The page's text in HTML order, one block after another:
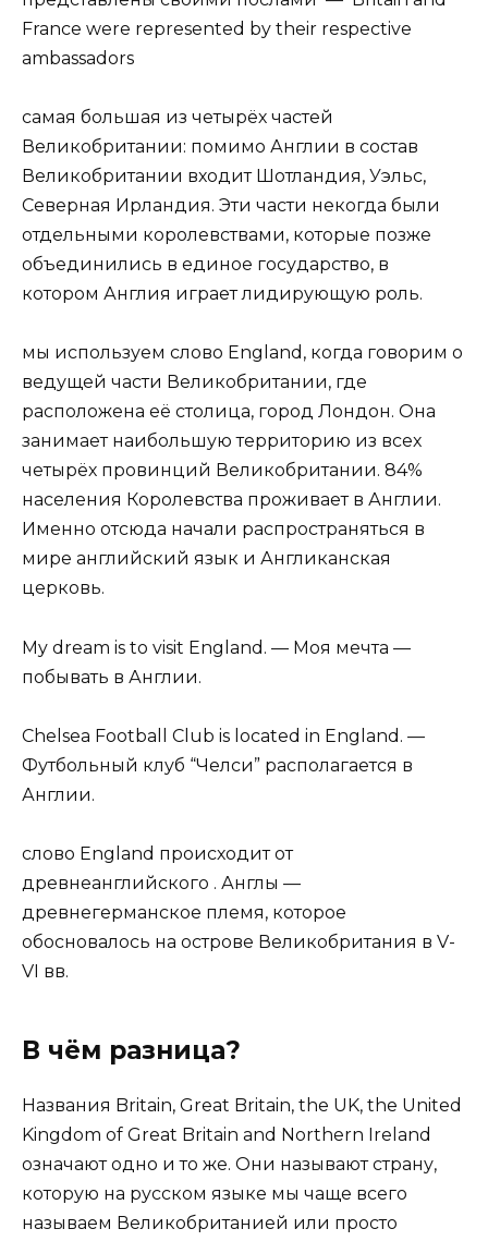
France were represented by their respective
ambassadors
самая большая из четырёх частей
Великобритании: помимо Англии в состав
Великобритании входит Шотландия, Уэльс,
Северная Ирландия. Эти части некогда были
отдельными королевствами, которые позже
объединились в единое государство, в
котором Англия играет лидирующую роль.
мы используем слово England, когда говорим о
ведущей части Великобритании, где
расположена её столица, город Лондон. Она
занимает наибольшую территорию из всех
четырёх провинций Великобритании. 84%
населения Королевства проживает в Англии.
Именно отсюда начали распространяться в
мире английский язык и Англиканская
церковь.
My dream is to visit England. — Моя мечта —
побывать в Англии.
Chelsea Football Club is located in England. —
Футбольный клуб “Челси” располагается в
Англии.
слово England происходит от
древнеанглийского . Англы —
древнегерманское племя, которое
обосновалось на острове Великобритания в V-
VI вв.
В чём разница?
Названия Britain, Great Britain, the UK, the United
Kingdom of Great Britain and Northern Ireland
означают одно и то же. Они называют страну,
которую на русском языке мы чаще всего
называем Великобританией или просто